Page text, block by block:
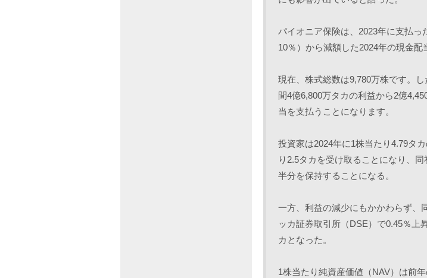
パイオニア保険は、2023年に支払っ
10％）から減額した2024年の現金配
現在、株式総数は9,780万株です。
間4億6,800万タカの利益から2億
当を支払うことになります。
投資家は2024年に1株当たり4.79タ
り2.5タカを受け取ることになり、
半分を保持することになる。
一方、利益の減少にもかかわらず、
ッカ証券取引所（DSE）で0.45％上
カとなった。
1株当たり純資産価値（NAV）は前